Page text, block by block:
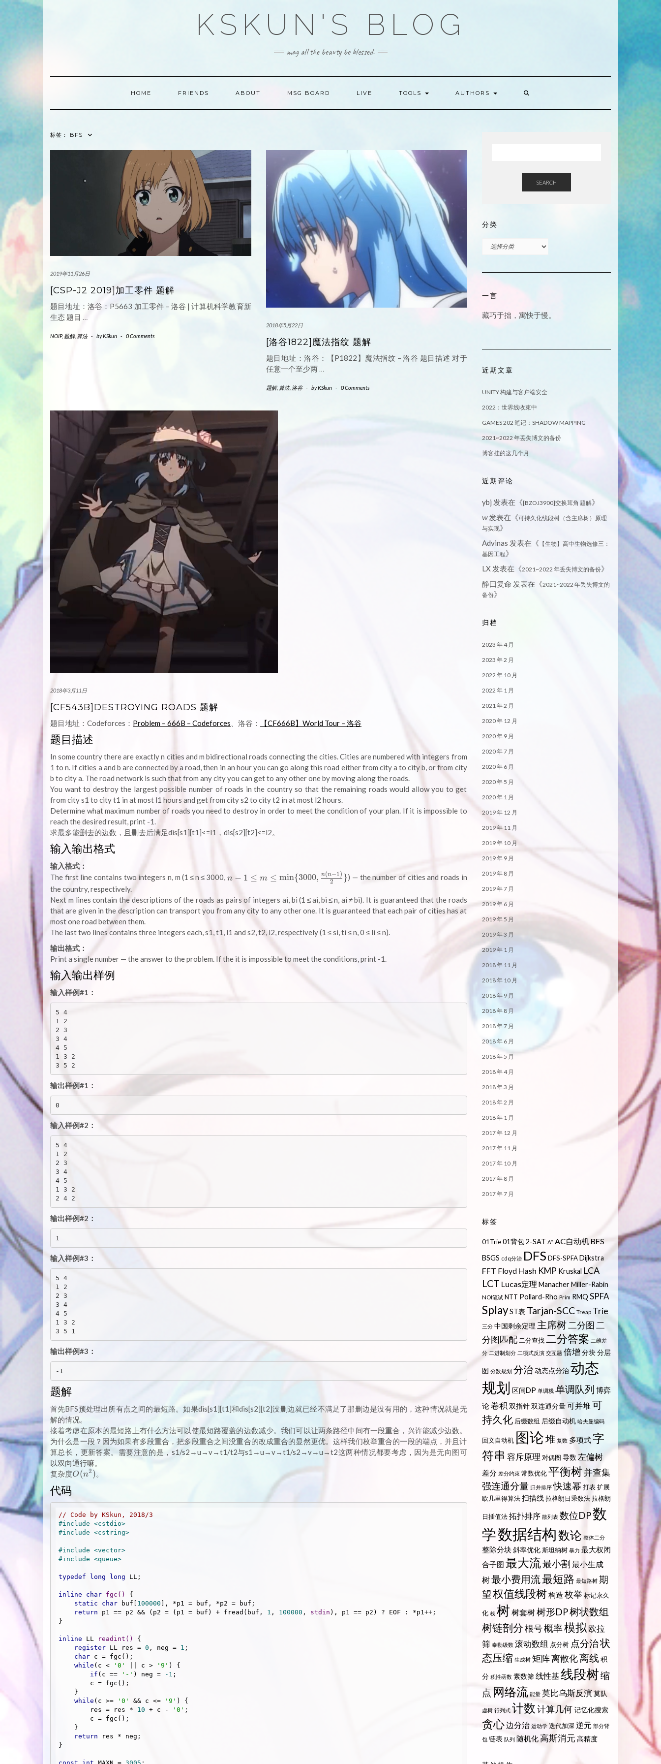
KSKUN'S BLOG
may all the beauty be blessed.
HOME FRIENDS ABOUT MSG BOARD LIVE TOOLS AUTHORS
标签： BFS
2019年11月26日
[CSP-J2 2019]加工零件 题解
题目地址：洛谷：P5663 加工零件 – 洛谷 | 计算机科学教育新
生态 题目 …
NOIP, 题解, 算法 - byKSkun - 0 Comments
2018年5月22日
[洛谷1822]魔法指纹 题解
题目地址：洛谷：【P1822】魔法指纹 – 洛谷 题目描述 对于
任意一个至少两 …
题解, 算法, 洛谷 - byKSkun - 0 Comments
2018年3月11日
[CF543B]DESTROYING ROADS 题解
题目地址：Codeforces： Problem – 666B – Codeforces 、洛谷： 【CF666B】World Tour – 洛谷
题目描述
In some country there are exactly n cities and m bidirectional roads connecting the cities. Cities are numbered with integers from
1 to n. If cities a and b are connected by a road, then in an hour you can go along this road either from city a to city b, or from city
b to city a. The road network is such that from any city you can get to any other one by moving along the roads.
You want to destroy the largest possible number of roads in the country so that the remaining roads would allow you to get
from city s1 to city t1 in at most l1 hours and get from city s2 to city t2 in at most l2 hours.
Determine what maximum number of roads you need to destroy in order to meet the condition of your plan. If it is impossible to
reach the desired result, print -1.
求最多能删去的边数，且删去后满足dis[s1][t1]<=l1，dis[s2][t2]<=l2。
输入输出格式
输入格式：
The first line contains two integers n, m (1 ≤ n ≤ 3000, n - 1 \leq
\min\
{3000,
\frac{n(n-
1)}{2}\}
n − 1 ≤ m ≤ min{3000, 2
n(n−1 ) }) — the number of cities and roads in
the country, respectively.
Next m lines contain the descriptions of the roads as pairs of integers ai, bi (1 ≤ ai, bi ≤ n, ai ≠ bi). It is guaranteed that the roads
that are given in the description can transport you from any city to any other one. It is guaranteed that each pair of cities has at
most one road between them.
The last two lines contains three integers each, s1, t1, l1 and s2, t2, l2, respectively (1 ≤ si, ti ≤ n, 0 ≤ li ≤ n).
输出格式：
Print a single number — the answer to the problem. If the it is impossible to meet the conditions, print -1.
输入输出样例
输入样例#1：
5 4
1 2
2 3
3 4
4 5
1 3 2
输出样例#1：
输入样例#2：
5 4
1 2
2 3
3 4
4 5
1 3 2
输出样例#2：
输入样例#3：
5 4
1 2
2 3
3 4
4 5
1 3 2
输出样例#3：
题解
首先BFS预处理出所有点之间的最短路。如果dis[s1][t1]和dis[s2][t2]没删边就已经不满足了那删边是没有用的，这种情况就是无
解的情况。
接着考虑在原本的最短路上有什么方法可以使最短路覆盖的边数减少。我们可以让两条路径中间有一段重合，兴许能减少边数。
为什么是一段？因为如果有多段重合，把多段重合之间没重合的改成重合的显然更优。这样我们枚举重合的一段的端点，并且计
算总长，更新答案。需要注意的是，s1/s2→u→v→t1/t2与s1→u→v→t1/s2→v→u→t2这两种情况都要考虑，因为是无向图可
以双向通行嘛。
复杂度O(n^2)
O(n2 )。
代码
// Code by KSkun, 2018/3
#include <cstdio>
#include <cstring>
#include <vector>
#include <queue>
typedef long long LL;
inline char fgc ()
{
static
char buf[ 100000 ], *p1 = buf, *p2 = buf;
return p1 == p2 && (p2 = (p1 = buf) + fread(buf, 1 , 100000 , stdin ), p1 == p2) ? EOF : *p1++;
}
inline LL readint ()
{
register LL res = 0 , neg = 1 ;
char c = fgc();
while (c < '0' || c > '9' ) {
if (c == '-' ) neg = -1 ;
while (c >= '0' && c <= '9' ) {
        res = res *
10 + c - '0' ;
return res * neg;
}
SEARCH
分类
一言
藏巧于拙，寓快于慢。
近期文章
UNITY 构建与客户端安全
2022：世界线收束中
GAMES 202 笔记：SHADOW MAPPING
2021~2022 年丢失博文的备份
博客挂的这几个月
近期评论
ybj 发表在《[BZOJ3900]交换茸角 题解》
W发表在《可持久化线段树（含主席树）原理
与实现》
Advinas 发表在《 【生物】高中生物选修三：
基因工程》
LX 发表在《2021~2022 年丢失博文的备份》
静曰复命 发表在《2021~2022 年丢失博文的
备份》
归档
2023 年 4 月
2023 年 2 月
2022 年 10 月
2022 年 1 月
2021 年 2 月
2020 年 12 月
2020 年 9 月
2020 年 7 月
2020 年 6 月
2020 年 5 月
2020 年 1 月
2019 年 12 月
2019 年 11 月
2019 年 10 月
2019 年 9 月
2019 年 8 月
2019 年 7 月
2019 年 6 月
2019 年 5 月
2019 年 3 月
2019 年 1 月
2018 年 11 月
2018 年 10 月
2018 年 9 月
2018 年 8 月
2018 年 7 月
2018 年 6 月
2018 年 5 月
2018 年 4 月
2018 年 3 月
2018 年 2 月
2018 年 1 月
2017 年 12 月
2017 年 11 月
2017 年 10 月
2017 年 8 月
2017 年 7 月
标签
01Trie 01背包 2-SAT A* AC自动机 BFS
BSGS cdq分治 DFS DFS-SPFA Dijkstra
FFT Floyd Hash KMP Kruskal LCA
LCT Lucas定理 Manacher Miller-Rabin
NOI笔试 NTT Pollard-Rho Prim RMQ SPFA
Splay ST表 Tarjan-SCC Treap Trie
三分 中国剩余定理 主席树 二分图 二
分图匹配 二分查找 二分答案 二维差
分 二进制划分 二项式反演 交互题 倍增 分块 分层
图 分数规划 分治 动态点分治 动态
规划 区间DP 单调栈 单调队列 博弈
论卷积 双指针 双连通分量 可并堆可
持久化 后缀数组 后缀自动机 哈夫曼编码
回文自动机 图论堆 复数 多项式字
符串 容斥原理 对偶图 导数 左偏树
差分 差分约束 常数优化 平衡树 并查集
强连通分量 归并排序 快速幂 打表 扩展
欧几里得算法 扫描线 拉格朗日乘数法 拉格朗
日插值法 拓扑排序 散列表 数位DP数
学数据结构数论 整体二分
整除分块 斜率优化 斯坦纳树 暴力 最大权闭
合子图 最大流最小割 最小生成
树最小费用流最短路 最短路树 期
望权值线段树构造 枚举 标记永久
化 栈 树 树套树树形DP树状数组
树链剖分根号概率模拟 欧拉
筛 泰勒级数 滚动数组 点分树 点分治状
态压缩 生成树 矩阵离散化离线 积
分 积性函数 素数筛 线性基 线段树缩
点 网络流 能量 莫比乌斯反演莫队
虚树 行列式 计数计算几何 记忆化搜索
贪心边分治 运动学 迭代加深 逆元 部分背
包 链表 队列 随机化高斯消元 高精度